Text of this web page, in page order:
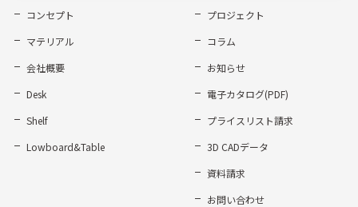
コンセプト
マテリアル
会社概要
Desk
Shelf
Lowboard&Table
プロジェクト
コラム
お知らせ
電子カタログ(PDF)
プライスリスト請求
3D CADデータ
資料請求
お問い合わせ